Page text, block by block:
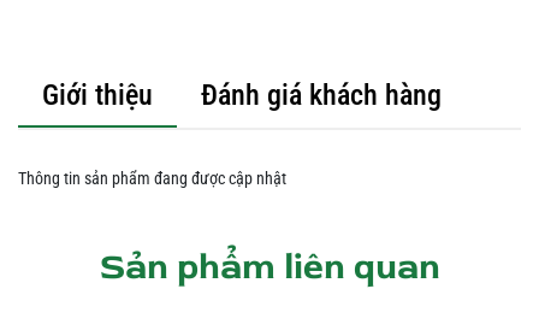
Giới thiệu Đánh giá khách hàng
Thông tin sản phẩm đang được cập nhật
Sản phẩm liên quan